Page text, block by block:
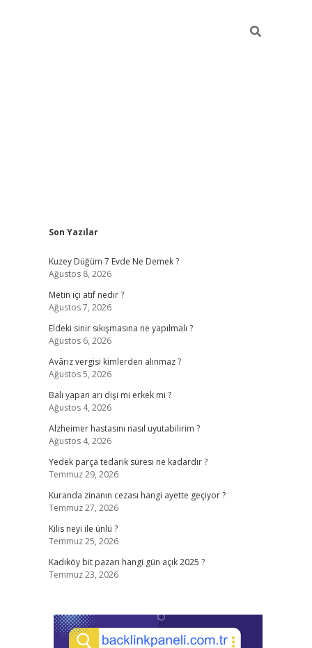
Sidebar
Son Yazılar
Kuzey Düğüm 7 Evde Ne Demek ?
Ağustos 8, 2026
Metin içi atıf nedir ?
Ağustos 7, 2026
Eldeki sinir sıkışmasına ne yapılmalı ?
Ağustos 6, 2026
Avârız vergisi kimlerden alınmaz ?
Ağustos 5, 2026
Balı yapan arı dişi mi erkek mi ?
Ağustos 4, 2026
Alzheimer hastasını nasıl uyutabilirim ?
Ağustos 4, 2026
Yedek parça tedarik süresi ne kadardır ?
Temmuz 29, 2026
Kuranda zinanın cezası hangi ayette geçiyor ?
Temmuz 27, 2026
Kilis neyi ile ünlü ?
Temmuz 25, 2026
Kadıköy bit pazarı hangi gün açık 2025 ?
Temmuz 23, 2026